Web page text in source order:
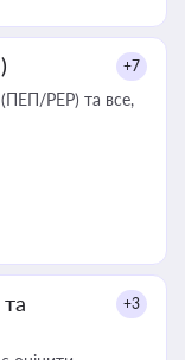
+7
PEP) та все,
+3